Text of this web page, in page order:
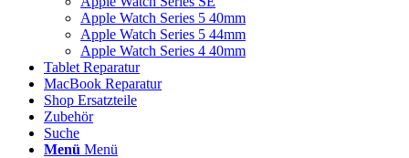
Apple Watch Series 5 40mm
Apple Watch Series 5 44mm
Apple Watch Series 4 40mm
Tablet Reparatur
MacBook Reparatur
Shop Ersatzteile
Zubehör
Suche
Menü Menü